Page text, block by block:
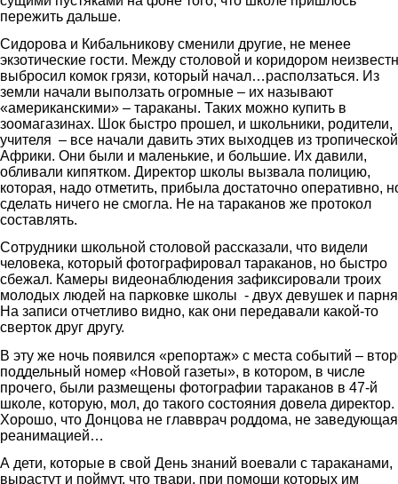
пережить дальше.
Сидорова и Кибальникову сменили другие, не менее
экзотические гости. Между столовой и коридором
выбросил комок грязи, который начал…расползаться. Из
земли начали выползать огромные – их называют
«американскими» – тараканы. Таких можно купить в
зоомагазинах. Шок быстро прошел, и школьники, родители,
учителя – все начали давить этих выходцев из тропической
Африки. Они были и маленькие, и большие. Их давили,
обливали кипятком. Директор школы вызвала полицию,
которая, надо отметить, прибыла достаточно оперативно,
сделать ничего не смогла. Не на тараканов же протокол
составлять.
Сотрудники школьной столовой рассказали, что видели
человека, который фотографировал тараканов, но быстро
сбежал. Камеры видеонаблюдения зафиксировали троих
молодых людей на парковке школы - двух девушек и
На записи отчетливо видно, как они передавали какой-то
сверток друг другу.
В эту же ночь появился «репортаж» с места событий –
поддельный номер «Новой газеты», в котором, в числе
прочего, были размещены фотографии тараканов в 47-й
школе, которую, мол, до такого состояния довела директор.
Хорошо, что Донцова не главврач роддома, не заведующая
реанимацией…
А дети, которые в свой День знаний воевали с тараканами,
вырастут и поймут, что твари, при помощи которых им